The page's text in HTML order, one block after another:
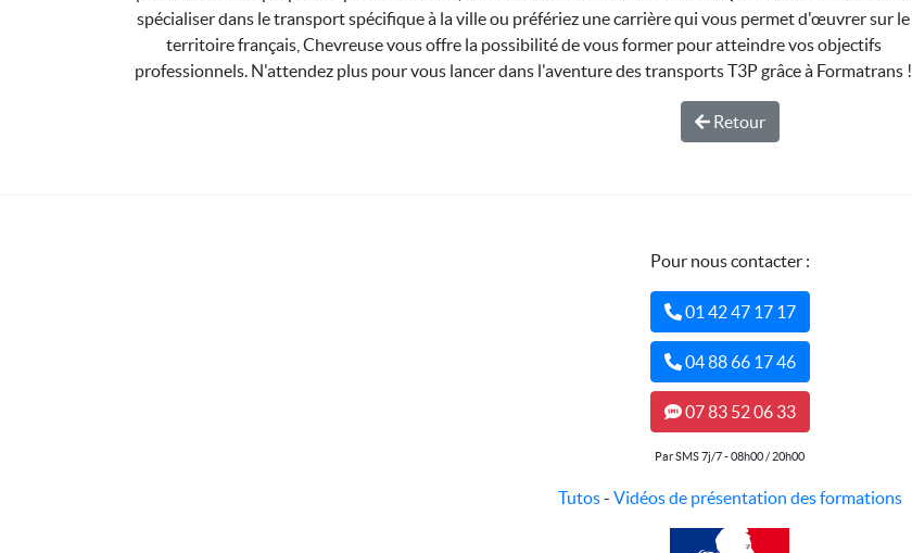
spécialiser dans le transport spécifique à la ville ou préfériez une carrière qui vous permet d'œuvrer sur le
territoire français, Chevreuse vous offre la possibilité de vous former pour atteindre vos objectifs
professionnels. N'attendez plus pour vous lancer dans l'aventure des transports T3P grâce à Formatrans !
Retour
Pour nous contacter :
01 42 47 17 17
04 88 66 17 46
07 83 52 06 33
Par SMS 7j/7 - 08h00 / 20h00
Tutos- Vidéos de présentation des formations